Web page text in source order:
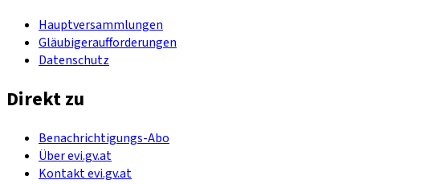
Hauptversammlungen
Gläubigeraufforderungen
Datenschutz
Direkt zu
Benachrichtigungs-Abo
Über evi.gv.at
Kontakt evi.gv.at